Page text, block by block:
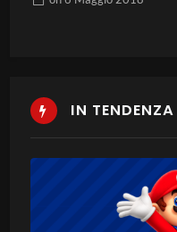
IN TENDENZA